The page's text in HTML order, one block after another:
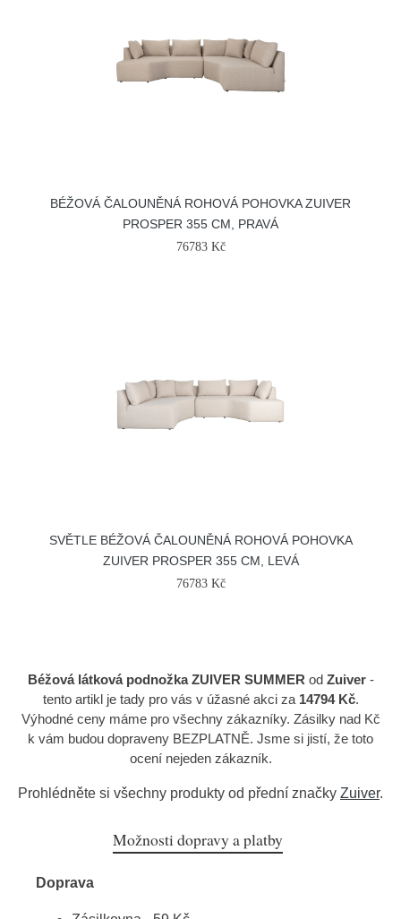
BÉŽOVÁ ČALOUNĚNÁ ROHOVÁ POHOVKA ZUIVER
PROSPER 355 CM, PRAVÁ
76783 Kč
SVĚTLE BÉŽOVÁ ČALOUNĚNÁ ROHOVÁ POHOVKA
ZUIVER PROSPER 355 CM, LEVÁ
76783 Kč
Béžová látková podnožka ZUIVER SUMMER odZuiver-
tento artikl je tady pro vás v úžasné akci za 14794 Kč.
Výhodné ceny máme pro všechny zákazníky. Zásilky nad Kč
k vám budou dopraveny BEZPLATNĚ. Jsme si jistí, že toto
ocení nejeden zákazník.
Prohlédněte si všechny produkty od přední značky Zuiver.
Možnosti dopravy a platby
Doprava